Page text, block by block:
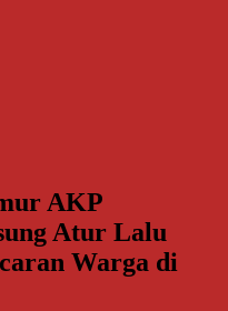
AKP
Atur Lalu
Warga di